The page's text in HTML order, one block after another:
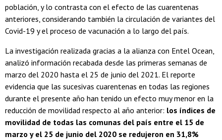
población, y lo contrasta con el efecto de las cuarentenas
anteriores, considerando también la circulación de variantes del
Covid-19 y el proceso de vacunación a lo largo del país.
La investigación realizada gracias a la alianza con Entel Ocean,
analizó información recabada desde las primeras semanas de
marzo del 2020 hasta el 25 de junio del 2021. El reporte
evidencia que las sucesivas cuarentenas en todas las regiones
durante el presente año han tenido un efecto muy menor en la
reducción de movilidad respecto al año anterior: los índices de
movilidad de todas las comunas del país entre el 15 de
marzo y el 25 de junio del 2020 se redujeron en 31,8%